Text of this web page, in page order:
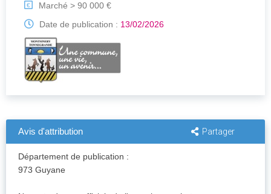
€
Marché > 90 000 €
Date de publication : 13/02/2026
Avis d'attribution Partager
Département de publication :
973 Guyane